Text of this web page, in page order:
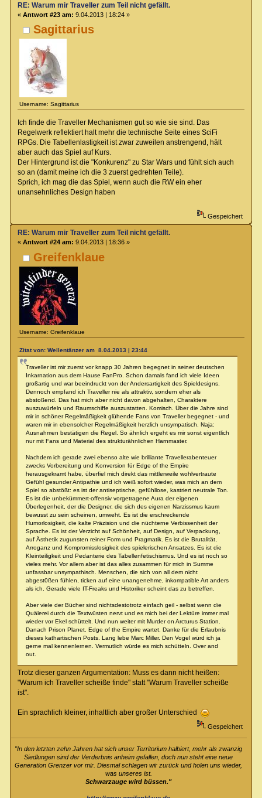
Sagittarius
Username: Sagittarius
RE: Warum mir Traveller zum Teil nicht gefällt.
« Antwort #23 am: 9.04.2013 | 18:24 »
Ich finde die Traveller Mechanismen gut so wie sie sind. Das
Regelwerk reflektiert halt mehr die technische Seite eines SciFi
RPGs. Die Tabellenlastigkeit ist zwar zuweilen anstrengend, hält
aber auch das Spiel auf Kurs.
Der Hintergrund ist die "Konkurenz" zu Star Wars und fühlt sich auch
so an (damit meine ich die 3 zuerst gedrehten Teile).
Sprich, ich mag die das Spiel, wenn auch die RW ein eher
unansehnliches Design haben
Gespeichert
Greifenklaue
Username: Greifenklaue
RE: Warum mir Traveller zum Teil nicht gefällt.
« Antwort #24 am: 9.04.2013 | 18:36 »
Zitat von: Wellentänzer am 8.04.2013 | 23:44
Traveller ist mir zuerst vor knapp 30 Jahren begegnet in seiner deutschen
Inkarnation aus dem Hause FanPro. Schon damals fand ich viele Ideen
großartig und war beeindruckt von der Andersartigkeit des Spieldesigns.
Dennoch empfand ich Traveller nie als attraktiv, sondern eher als
abstoßend. Das hat mich aber nicht davon abgehalten, Charaktere
auszuwürfeln und Raumschiffe auszustatten. Komisch. Über die Jahre sind
mir in schöner Regelmäßigkeit glühende Fans von Traveller begegnet - und
waren mir in ebensolcher Regelmäßigkeit herzlich unsympatisch. Naja:
Ausnahmen bestätigen die Regel. So ähnlich ergeht es mir sonst eigentlich
nur mit Fans und Material des strukturähnlichen Harnmaster.
Nachdem ich gerade zwei ebenso alte wie brilliante Travellerabenteuer
zwecks Vorbereitung und Konversion für Edge of the Empire
herausgekramt habe, überfiel mich direkt das mittlerweile wohlvertraute
Gefühl gesunder Antipathie und ich weiß sofort wieder, was mich an dem
Spiel so abstößt: es ist der antiseptische, gefühllose, kastriert neutrale Ton.
Es ist die unbekümmert-offensiv vorgetragene Aura der eigenen
Überlegenheit, der die Designer, die sich des eigenen Narzissmus kaum
bewusst zu sein scheinen, umweht. Es ist die erschreckende
Humorlosigkeit, die kalte Präzision und die nüchterne Verbissenheit der
Sprache. Es ist der Verzicht auf Schönheit, auf Design, auf Verpackung,
auf Ästhetik zugunsten reiner Form und Pragmatik. Es ist die Brutalität,
Arroganz und Kompromisslosigkeit des spielerischen Ansatzes. Es ist die
Kleinteiligkeit und Pedanterie des Tabellenfetischismus. Und es ist noch so
vieles mehr. Vor allem aber ist das alles zusammen für mich in Summe
unfassbar unsympathisch. Menschen, die sich von all dem nicht
abgest0ßen fühlen, ticken auf eine unangenehme, inkompatible Art anders
als ich. Gerade viele IT-Freaks und Historiker scheint das zu betreffen.
Aber viele der Bücher sind nichtsdestotrotz einfach geil - selbst wenn die
Quälerei durch die Textwüsten nervt und es mich bei der Lektüre immer mal
wieder vor Ekel schüttelt. Und nun weiter mit Murder on Arcturus Station.
Danach Prison Planet. Edge of the Empire wartet. Danke für die Erlaubnis
dieses kathartischen Posts. Lang lebe Marc Miller. Den Vogel würd ich ja
gerne mal kennenlernen. Vermutlich würde es mich schütteln. Over and
out.
Trotz dieser ganzen Argumentation: Muss es dann nicht heißen:
"Warum ich Traveller scheiße finde" statt "Warum Traveller scheiße
ist".
Ein sprachlich kleiner, inhaltlich aber großer Unterschied
Gespeichert
"In den letzten zehn Jahren hat sich unser Territorium halbiert, mehr als zwanzig
Siedlungen sind der Verderbnis anheim gefallen, doch nun steht eine neue
Generation Grenzer vor mir. Diesmal schlagen wir zurück und holen uns wieder,
was unseres ist.
Schwarzauge wird büssen."